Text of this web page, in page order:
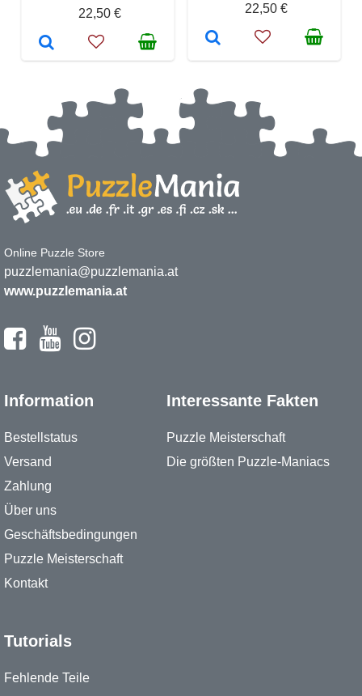
22,50 €
22,50 €
Online Puzzle Store
puzzlemania@puzzlemania.at
www.puzzlemania.at
Information
Bestellstatus
Versand
Zahlung
Über uns
Geschäftsbedingungen
Puzzle Meisterschaft
Kontakt
Interessante Fakten
Puzzle Meisterschaft
Die größten Puzzle-Maniacs
Tutorials
Fehlende Teile